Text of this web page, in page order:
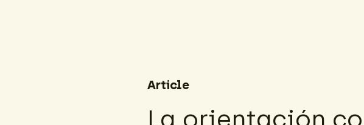
Article
La orientación